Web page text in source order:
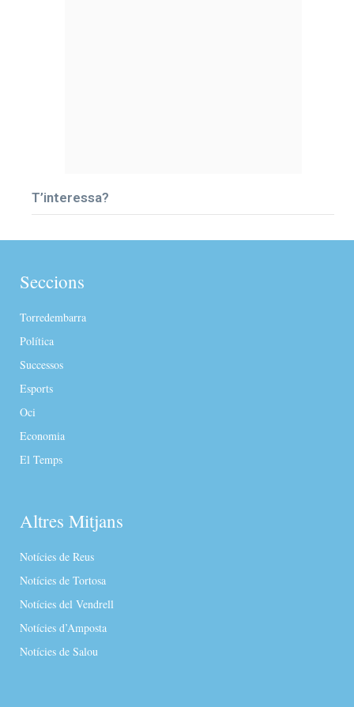
T’interessa?
Seccions
Torredembarra
Política
Successos
Esports
Oci
Economia
El Temps
Altres Mitjans
Notícies de Reus
Notícies de Tortosa
Notícies del Vendrell
Notícies d’Amposta
Notícies de Salou